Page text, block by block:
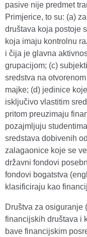
pasive nije predmet
Primjerice, to su: (a)
društava koja postoje
koja imaju kontrolnu
i čija je glavna
grupacijom; (c)
sredstva na
majke; (d) jedinice
isključivo vlastitim
pritom preuzimaju
pozajmljuju
sredstava dobivenih
zalagaonice koje se
državni fondovi
fondovi bogatstva
klasificiraju kao
Društva za osiguranje
financijskih društava i
bave financijskim